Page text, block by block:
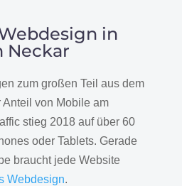
in
Neckar
zum großen Teil aus dem
von Mobile am
stieg 2018 auf über 60
oder Tablets. Gerade
braucht jede Website
Webdesign.